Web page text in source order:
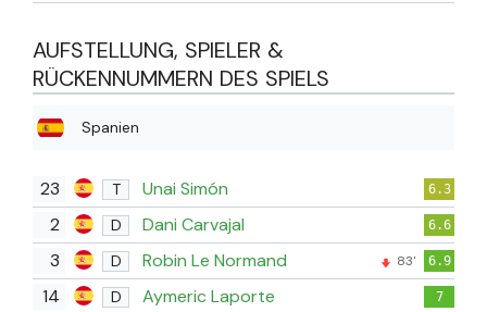
AUFSTELLUNG, SPIELER &
RÜCKENNUMMERN DES SPIELS
Spanien
23 T Unai Simón 6.3
2 D Dani Carvajal 6.6
3 D Robin Le Normand 83' 6.9
14 D Aymeric Laporte 7